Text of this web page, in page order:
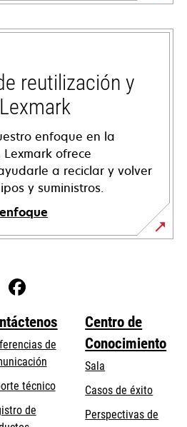
reutilización y
enfoque en la
ofrece
a reciclar y volver
y suministros.
de
técnicoopens
de
Centro de
Conocimiento
Sala
Casos de éxito
Perspectivas de